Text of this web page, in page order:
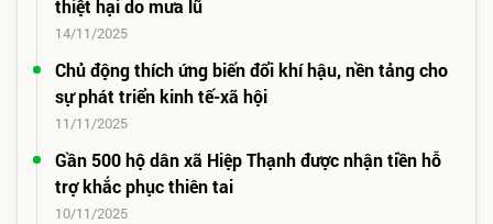
thiệt hại do mưa lũ
14/11/2025
Chủ động thích ứng biến đổi khí hậu, nền tảng cho
sự phát triển kinh tế-xã hội
11/11/2025
Gần 500 hộ dân xã Hiệp Thạnh được nhận tiền hỗ
trợ khắc phục thiên tai
10/11/2025